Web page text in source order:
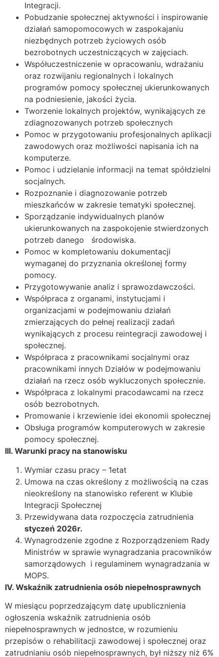
Integracji.
Pobudzanie społecznej aktywności i inspirowanie
działań samopomocowych w zaspokajaniu
niezbędnych potrzeb życiowych osób
bezrobotnych uczestniczących w zajęciach.
Współuczestniczenie w opracowaniu, wdrażaniu
oraz rozwijaniu regionalnych i lokalnych
programów pomocy społecznej ukierunkowanych
na podniesienie, jakości życia.
Tworzenie lokalnych projektów, wynikających ze
zdiagnozowanych potrzeb społecznych
Pomoc w przygotowaniu profesjonalnych aplikacji
zawodowych oraz możliwości napisania ich na
komputerze.
Pomoc i udzielanie informacji na temat spółdzielni
socjalnych.
Rozpoznanie i diagnozowanie potrzeb
mieszkańców w zakresie tematyki społecznej.
Sporządzanie indywidualnych planów
ukierunkowanych na zaspokojenie stwierdzonych
potrzeb danego środowiska.
Pomoc w kompletowaniu dokumentacji
wymaganej do przyznania określonej formy
pomocy.
Przygotowywanie analiz i sprawozdawczości.
Współpraca z organami, instytucjami i
organizacjami w podejmowaniu działań
zmierzających do pełnej realizacji zadań
wynikających z procesu reintegracji zawodowej i
społecznej.
Współpraca z pracownikami socjalnymi oraz
pracownikami innych Działów w podejmowaniu
działań na rzecz osób wykluczonych społecznie.
Współpraca z lokalnymi pracodawcami na rzecz
osób bezrobotnych.
Promowanie i krzewienie idei ekonomii społecznej
Obsługa programów komputerowych w zakresie
pomocy społecznej.
III. Warunki pracy na stanowisku
Wymiar czasu pracy – 1etat
Umowa na czas określony z możliwością na czas
nieokreślony na stanowisko referent w Klubie
Integracji Społecznej
Przewidywana data rozpoczęcia zatrudnienia
styczeń 2026r.
Wynagrodzenie zgodne z Rozporządzeniem Rady
Ministrów w sprawie wynagradzania pracowników
samorządowych i regulaminem wynagradzania w
MOPS.
IV. Wskaźnik zatrudnienia osób niepełnosprawnych
W miesiącu poprzedzającym datę upublicznienia
ogłoszenia wskaźnik zatrudnienia osób
niepełnosprawnych w jednostce, w rozumieniu
przepisów o rehabilitacji zawodowej i społecznej oraz
zatrudnianiu osób niepełnosprawnych, był niższy niż 6%